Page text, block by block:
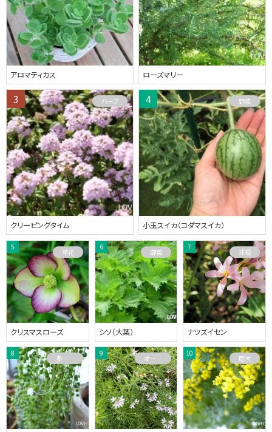
アロマティカス ローズマリー
クリーピングタイム
ハーブ
小玉スイカ（コダマスイカ）
野菜
クリスマスローズ
草花
シソ（大葉）
野菜
ナツズイセン
球根
多肉植物 オーストラリアプランツ 庭木